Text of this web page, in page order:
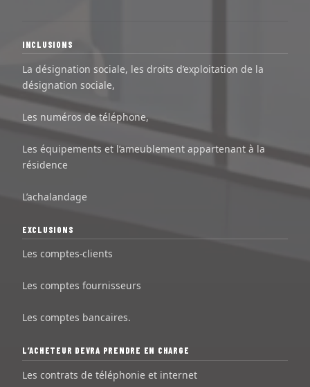
INCLUSIONS
La désignation sociale, les droits d’exploitation de la
désignation sociale,
Les numéros de téléphone,
Les équipements et l’ameublement appartenant à la
résidence
L’achalandage
EXCLUSIONS
Les comptes-clients
Les comptes fournisseurs
Les comptes bancaires.
L’ACHETEUR DEVRA PRENDRE EN CHARGE
Les contrats de téléphonie et internet